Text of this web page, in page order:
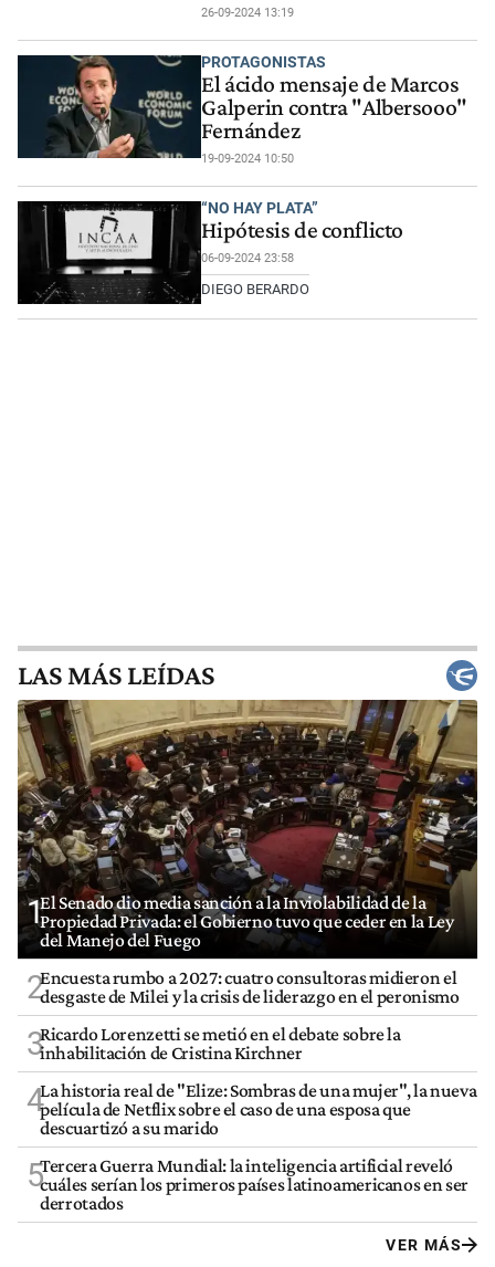
26-09-2024 13:19
PROTAGONISTAS
El ácido mensaje de Marcos
Galperin contra "Albersooo"
Fernández
19-09-2024 10:50
“NO HAY PLATA”
Hipótesis de conflicto
06-09-2024 23:58
DIEGO BERARDO
LAS MÁS LEÍDAS
1El Senado dio media sanción a la Inviolabilidad de la
Propiedad Privada: el Gobierno tuvo que ceder en la Ley
del Manejo del Fuego
2Encuesta rumbo a 2027: cuatro consultoras midieron el
desgaste de Milei y la crisis de liderazgo en el peronismo
3Ricardo Lorenzetti se metió en el debate sobre la
inhabilitación de Cristina Kirchner
4La historia real de "Elize: Sombras de una mujer", la nueva
película de Netflix sobre el caso de una esposa que
descuartizó a su marido
5Tercera Guerra Mundial: la inteligencia artificial reveló
cuáles serían los primeros países latinoamericanos en ser
derrotados
VER MÁS